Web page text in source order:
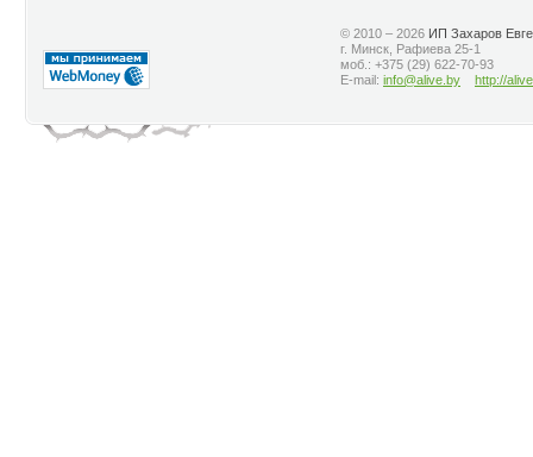
© 2010 – 2026 ИП Захаров
г. Минск, Рафиева 25-1
моб.: +375 (29) 622-70-93
E-mail: info@alive.by http://